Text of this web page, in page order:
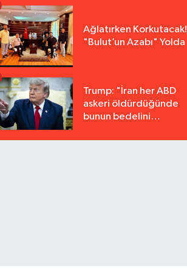
Ağlatırken Korkutacak!
"Bulut’un Azabı" Yolda
Trump: "İran her ABD
askeri öldürdüğünde
bunun bedelini